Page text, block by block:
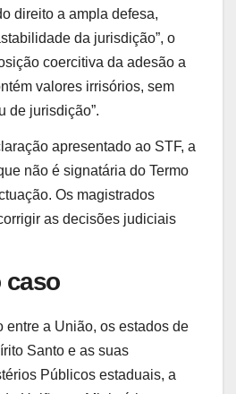
direito a ampla defesa,
da jurisdição”, o
coercitiva da adesão a
valores irrisórios, sem
de jurisdição”.
apresentado ao STF, a
não é signatária do Termo
Os magistrados
as decisões judiciais
caso
entre a União, os estados de
Santo e as suas
Públicos estaduais, a